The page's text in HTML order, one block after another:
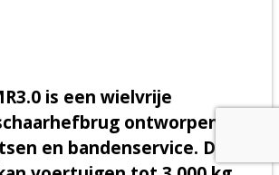
is een wielvrije
ontworpen voor
en bandenservice. Deze